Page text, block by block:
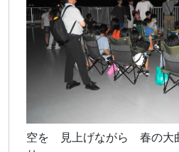
空を 見上げながら 春の大